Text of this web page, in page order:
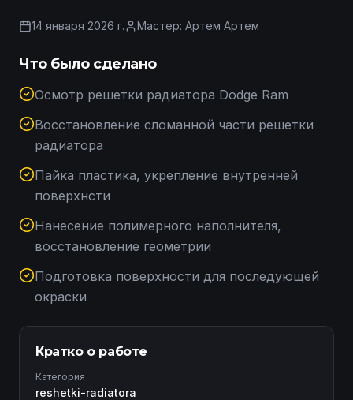
14 января 2026 г. Мастер: Артем Артем
Что было сделано
Осмотр решетки радиатора Dodge Ram
Восстановление сломанной части решетки
радиатора
Пайка пластика, укрепление внутренней
поверхнсти
Нанесение полимерного наполнителя,
восстановление геометрии
Подготовка поверхности для последующей
окраски
Кратко о работе
Категория
reshetki-radiatora